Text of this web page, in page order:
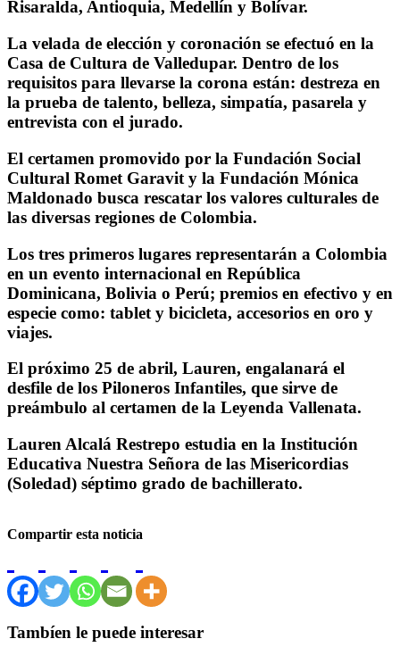
Risaralda, Antioquia, Medellín y Bolívar.
La velada de elección y coronación se efectuó en la
Casa de Cultura de Valledupar. Dentro de los
requisitos para llevarse la corona están: destreza en
la prueba de talento, belleza, simpatía, pasarela y
entrevista con el jurado.
El certamen promovido por la Fundación Social
Cultural Romet Garavit y la Fundación Mónica
Maldonado busca rescatar los valores culturales de
las diversas regiones de Colombia.
Los tres primeros lugares representarán a Colombia
en un evento internacional en República
Dominicana, Bolivia o Perú; premios en efectivo y en
especie como: tablet y bicicleta, accesorios en oro y
viajes.
El próximo 25 de abril, Lauren, engalanará el
desfile de los Piloneros Infantiles, que sirve de
preámbulo al certamen de la Leyenda Vallenata.
Lauren Alcalá Restrepo estudia en la Institución
Educativa Nuestra Señora de las Misericordias
(Soledad) séptimo grado de bachillerato.
Compartir esta noticia
Tambíen le puede interesar